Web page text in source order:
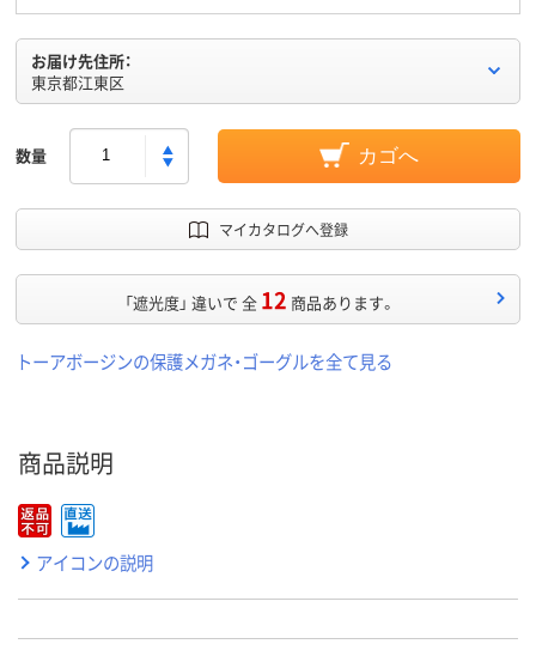
お届け先住所：
東京都江東区
数量 カゴへ
マイカタログへ登録
「遮光度」 違いで 全 12 商品あります。
トーアボージンの保護メガネ・ゴーグルを全て見る
商品説明
アイコンの説明